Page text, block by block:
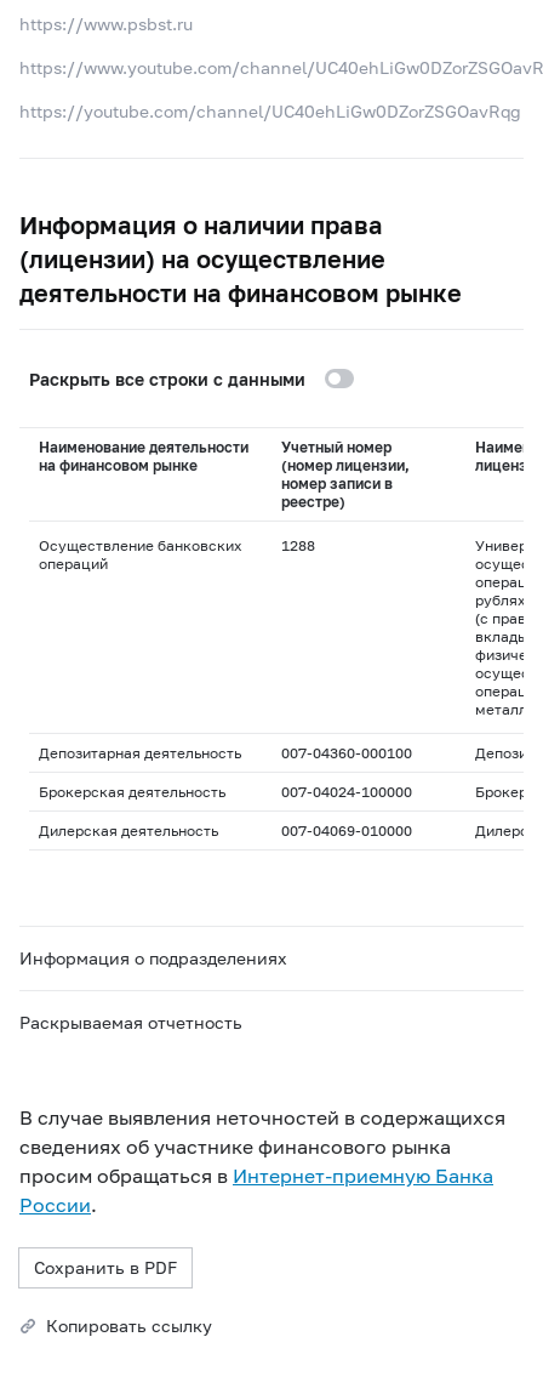
https://www.psbst.ru
https://www.youtube.com/channel/
https://youtube.com/channel/UC40ehLiGw0DZorZSGOavRqg
Информация о наличии права
(лицензии) на осуществление
деятельности на финансовом рынке
Раскрыть все строки с данными
Наименование деятельности
на финансовом рынке
Учетный номер
(номер лицензии,
номер записи в
реестре)
лицензии
Осуществление банковских
операций
1288
рублях и
(с
вклады
Депозитарная деятельность 007-04360-000100
Брокерская деятельность 007-04024-100000
Дилерская деятельность 007-04069-010000
Информация о подразделениях
Раскрываемая отчетность
В случае выявления неточностей в содержащихся
сведениях об участнике финансового рынка
просим обращаться в Интернет-приемную Банка
России.
Сохранить в PDF
Копировать ссылку